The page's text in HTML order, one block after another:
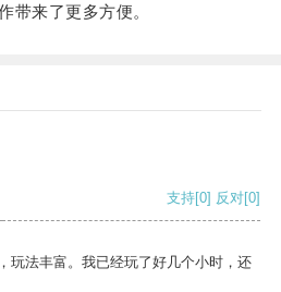
带来了更多方便。
支持[0] 反对[0]
玩法丰富。我已经玩了好几个小时，还